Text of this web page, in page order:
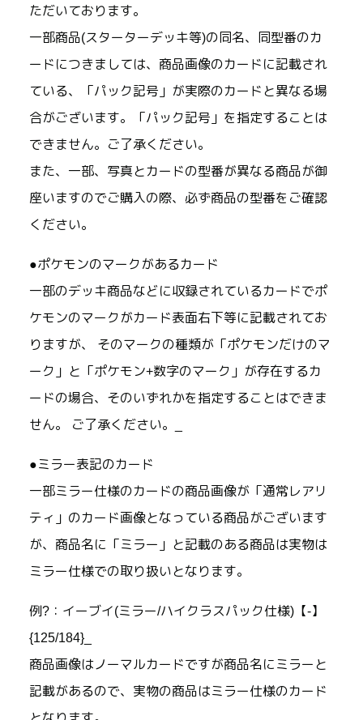
ただいております。
一部商品(スターターデッキ等)の同名、同型番のカ
ードにつきましては、商品画像のカードに記載され
ている、「パック記号」が実際のカードと異なる場
合がございます。「パック記号」を指定することは
できません。ご了承ください。
また、一部、写真とカードの型番が異なる商品が御
座いますのでご購入の際、必ず商品の型番をご確認
ください。
●ポケモンのマークがあるカード
一部のデッキ商品などに収録されているカードでポ
ケモンのマークがカード表面右下等に記載されてお
りますが、 そのマークの種類が「ポケモンだけのマ
ーク」と「ポケモン+数字のマーク」が存在するカ
ードの場合、そのいずれかを指定することはできま
せん。 ご了承ください。_
●ミラー表記のカード
一部ミラー仕様のカードの商品画像が「通常レアリ
ティ」のカード画像となっている商品がございます
が、商品名に「ミラー」と記載のある商品は実物は
ミラー仕様での取り扱いとなります。
例?：イーブイ(ミラー/ハイクラスパック仕様)【-】
{125/184}_
商品画像はノーマルカードですが商品名にミラーと
記載があるので、実物の商品はミラー仕様のカード